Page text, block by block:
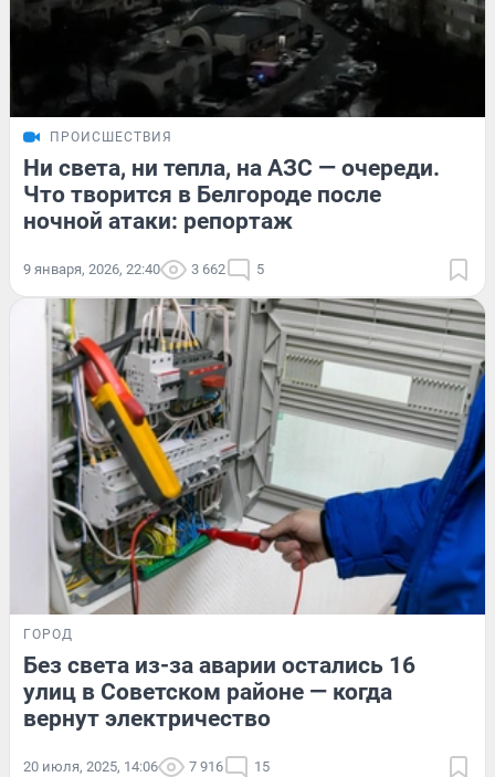
ПРОИСШЕСТВИЯ
Ни света, ни тепла, на АЗС — очереди.
Что творится в Белгороде после
ночной атаки: репортаж
9 января, 2026, 22:40 3 662 5
ГОРОД
Без света из-за аварии остались 16
улиц в Советском районе — когда
вернут электричество
20 июля, 2025, 14:06 7 916 15